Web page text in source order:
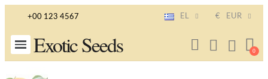
+00 123 4567 EL € EUR
Exotic Seeds